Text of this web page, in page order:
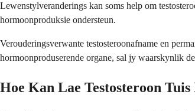
Lewenstylveranderings kan soms help om
hormoonproduksie ondersteun.
Verouderingsverwante testosteroonafname en
hormoonproduserende organe, sal jy waarskynlik
Hoe Kan Lae Testosteroon